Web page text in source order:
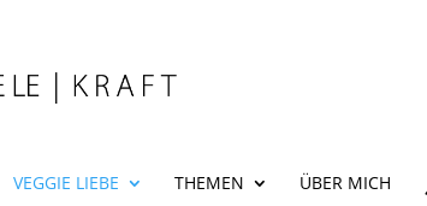
VEGGIE LIEBE THEMEN ÜBER MICH